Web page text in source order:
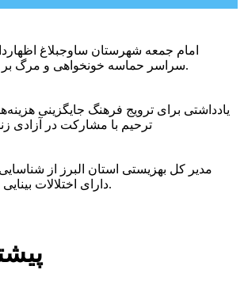
امام جمعه شهرستان ساوجبلاغ
سراسر حماسه خونخواهی و مرگ بر آمریکا و اسرائیل بود.
یادداشتی برای ترویج فرهنگ جایگزینی
ترحیم با مشارکت در آزادی
دارای اختلالات بینایی در این استان خبر داد.